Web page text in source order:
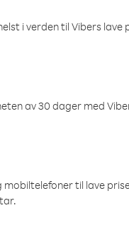
i verden til Vibers lave
av 30 dager med
til lave